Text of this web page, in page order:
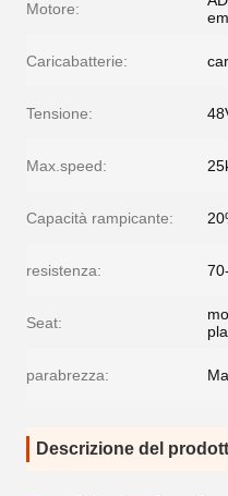
Motore:
Caricabatterie:
Tensione:
Max.speed:
Capacità rampicante:
resistenza:
Seat:
parabrezza:
Descrizione del